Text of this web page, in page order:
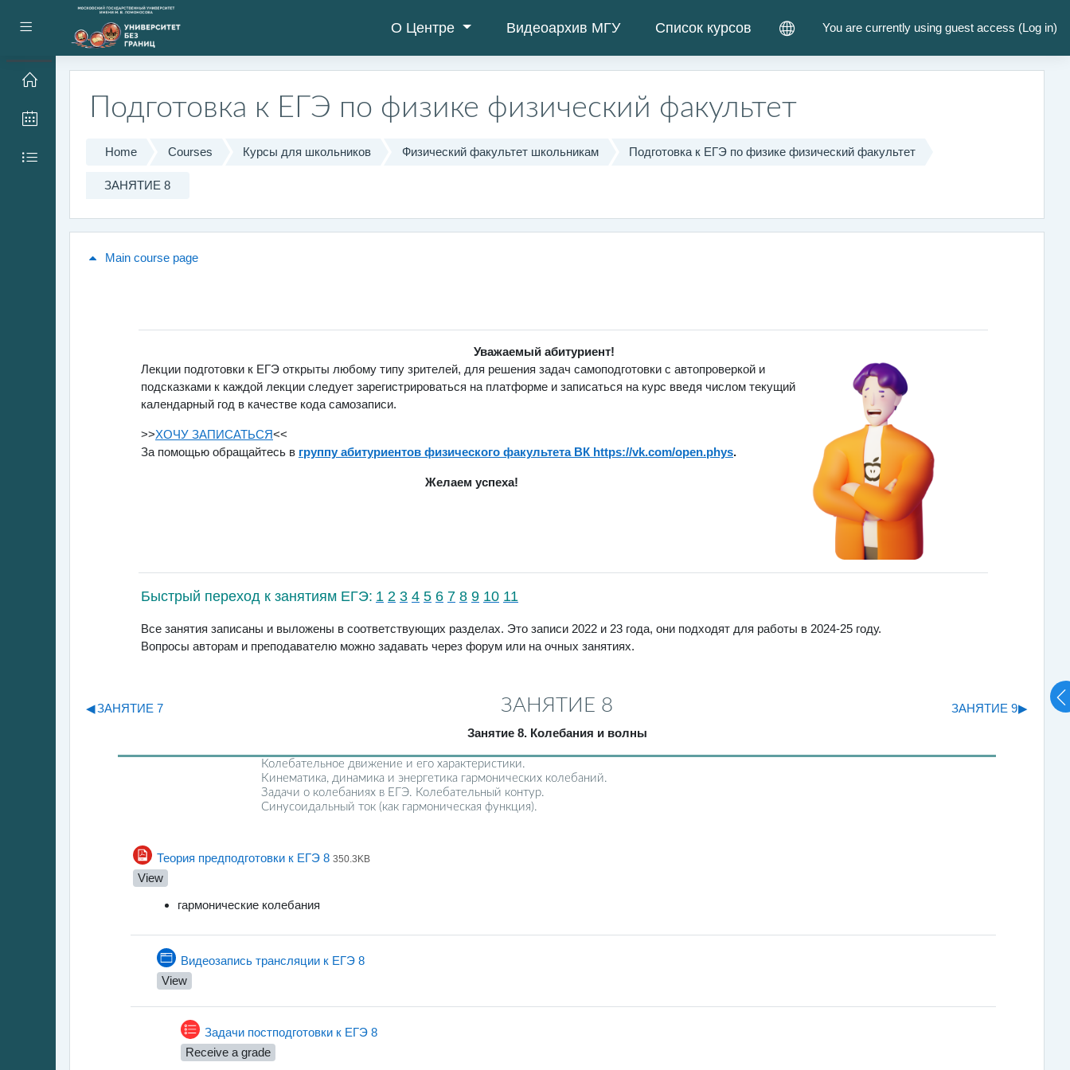
Side panel О Центре Видеоархив МГУ Список курсов You are currently using guest access (Log in)
Skip to main content
Подготовка к ЕГЭ по физике физический факультет
Home Courses Курсы для школьников Физический факультет школьникам Подготовка к ЕГЭ по физике физический факультет
ЗАНЯТИЕ 8
Main course page
Уважаемый абитуриент!
Лекции подготовки к ЕГЭ открыты любому типу зрителей, для решения задач самоподготовки с автопроверкой и
подсказками к каждой лекции следует зарегистрироваться на платформе и записаться на курс введя числом текущий
календарный год в качестве кода самозаписи.
>>ХОЧУ ЗАПИСАТЬСЯ<<
За помощью обращайтесь в группу абитуриентов физического факультета ВК https://vk.com/open.phys.
Желаем успеха!
Быстрый переход к занятиям ЕГЭ: 1 2 3 4 5 6 7 8 9 10 11
Все занятия записаны и выложены в соответствующих разделах. Это записи 2022 и 23 года, они подходят для работы в 2024-25 году.
Вопросы авторам и преподавателю можно задавать через форум или на очных занятиях.
◀︎ЗАНЯТИЕ 7 ЗАНЯТИЕ 9▶︎
ЗАНЯТИЕ 8
Занятие 8. Колебания и волны
Колебательное движение и его характеристики.
Кинематика, динамика и энергетика гармонических колебаний.
Задачи о колебаниях в ЕГЭ. Колебательный контур.
Синусоидальный ток (как гармоническая функция).
Теория предподготовки к ЕГЭ 8
File 350.3KB
View
гармонические колебания
Видеозапись трансляции к ЕГЭ 8
Page
View
Задачи постподготовки к ЕГЭ 8
Quiz
Receive a grade